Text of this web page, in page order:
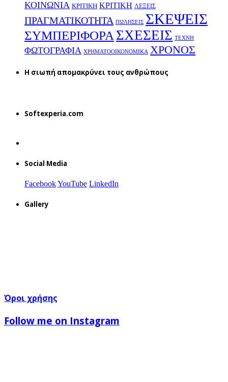
ΚΟΙΝΩΝΙΑ ΚΡΙΤΙΚΗ ΚΡΙΤΙΚΗ ΛΕΞΕΙΣ
ΠΡΑΓΜΑΤΙΚΟΤΗΤΑ ΠΩΛΗΣΕΙΣ ΣΚΕΨΕΙΣ
ΣΥΜΠΕΡΙΦΟΡΑΣΧΕΣΕΙΣ ΤΕΧΝΗ
ΦΩΤΟΓΡΑΦΙΑ ΧΡΗΜΑΤΟΟΙΚΟΝΟΜΙΚΑ ΧΡΟΝΟΣ
H σιωπή απομακρύνει τους ανθρώπους
Softexperia.com
Social Media
FacebookYouTube LinkedIn
Gallery
Όροι χρήσης
Follow me on Instagram